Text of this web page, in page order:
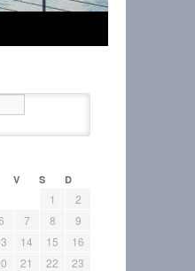
V S D
1
2
7 8
9
14 15
16
21 22
23